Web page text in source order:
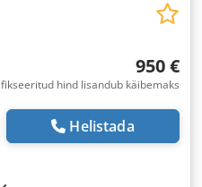
950 €
fikseeritud hind lisandub käibemaks
Helistada